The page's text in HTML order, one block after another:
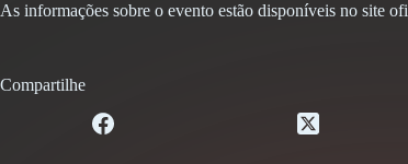
As informações sobre o evento estão disponíveis no site
Compartilhe